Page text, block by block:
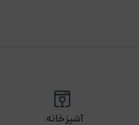
آشپزخانه